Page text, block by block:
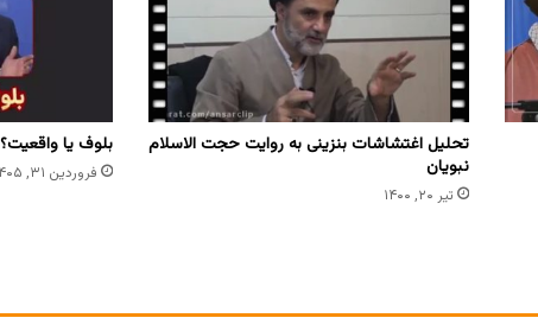
تحلیل اغتشاشات بنزینی به روایت حجت الاسلام
نبویان
تیر ۲۰, ۱۴۰۰
بلوف یا واقعیت؟
فروردین ۳۱, ۱۴۰۵